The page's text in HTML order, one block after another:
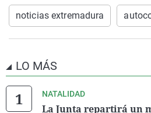
noticias extremadura
LO MÁS
NATALIDAD
La Junta repartirá un